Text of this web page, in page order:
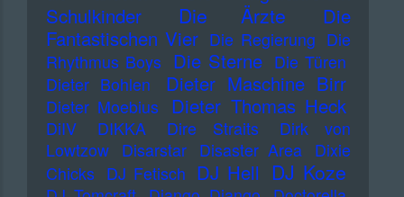
Schulkinder
Die Ärzte
Die
Fantastischen Vier Die Regierung Die
Rhythmus Boys Die Sterne Die Türen
Dieter Bohlen
Dieter Maschine Birr
Dieter Moebius Dieter Thomas Heck
DiIV DIKKA Dire Straits
Dirk von
Lowtzow
Disarstar Disaster Area
Dixie
Chicks DJ Fetisch DJ Hell DJ Koze